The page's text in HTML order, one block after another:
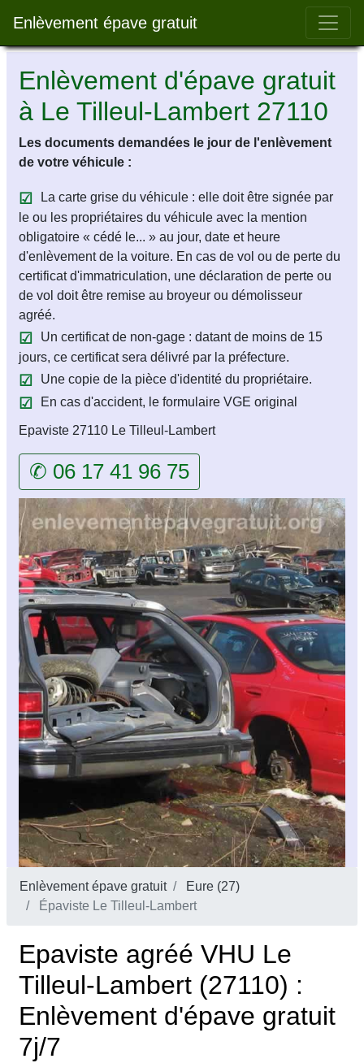
Enlèvement épave gratuit Bar
Enlèvement d'épave gratuit
à Le Tilleul-Lambert 27110
Les documents demandées le jour de l'enlèvement
de votre véhicule :
La carte grise du véhicule : elle doit être signée par
le ou les propriétaires du véhicule avec la mention
obligatoire « cédé le... » au jour, date et heure
d'enlèvement de la voiture. En cas de vol ou de perte du
certificat d'immatriculation, une déclaration de perte ou
de vol doit être remise au broyeur ou démolisseur
agréé.
Un certificat de non-gage : datant de moins de 15
jours, ce certificat sera délivré par la préfecture.
Une copie de la pièce d'identité du propriétaire.
En cas d'accident, le formulaire VGE original
Epaviste 27110 Le Tilleul-Lambert
✆ 06 17 41 96 75
Enlèvement épave gratuit
Eure (27)
Épaviste Le Tilleul-Lambert
Epaviste agréé VHU Le
Tilleul-Lambert (27110) :
Enlèvement d'épave gratuit
7j/7